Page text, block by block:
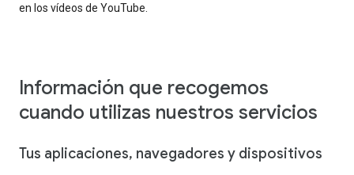
en los vídeos de YouTube.
Información que recogemos
cuando utilizas nuestros servicios
Tus aplicaciones, navegadores y dispositivos